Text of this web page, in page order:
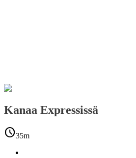
Kanaa Expressissä
schedule35m